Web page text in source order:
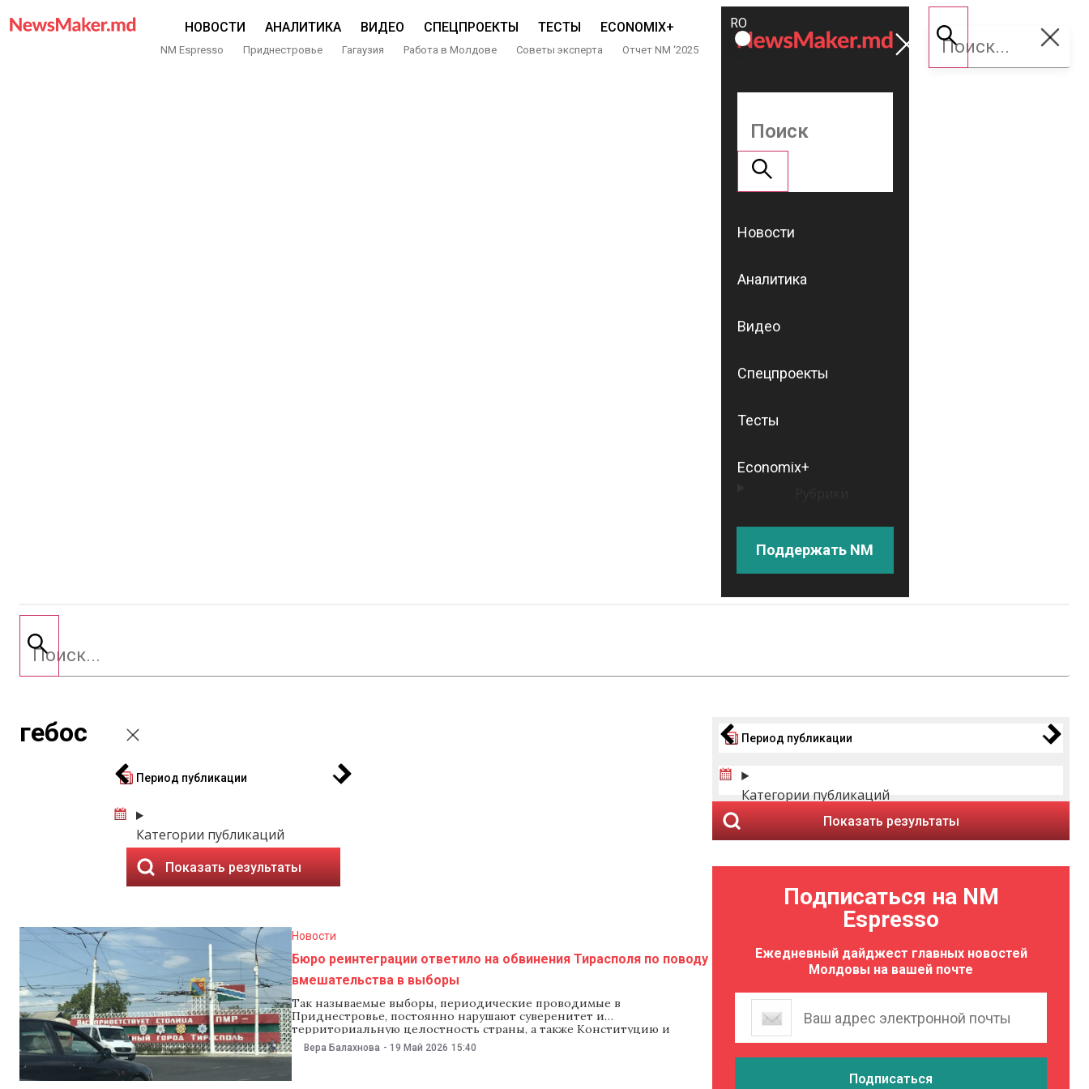
НОВОСТИ АНАЛИТИКА ВИДЕО СПЕЦПРОЕКТЫ ТЕСТЫ ECONOMIX+
NM Espresso Приднестровье Гагаузия Работа в Молдове Советы эксперта Отчет NM ‘2025
ROMÂNĂ
RU
Поддержать
NM
Новости
Аналитика
Видео
Спецпроекты
Тесты
Economix+
Поддержать NM
гебос
Период публикации
Категории публикаций
Показать результаты
Новости
Бюро реинтеграции ответило на обвинения Тирасполя по поводу
вмешательства в выборы
Так называемые выборы, периодические проводимые в
Приднестровье, постоянно нарушают суверенитет и
территориальную целостность страны, а также Конституцию и
действующее законодательство. Так 19 мая в бюро реинтеграции
прокомментировали обвинения Тирасполя в адрес молдавских
Вера Балахнова - 19 Май 2026 15:40
Период публикации
Категории публикаций
Показать результаты
Подписаться на NM
Espresso
Ежедневный дайджест главных новостей
Молдовы на вашей почте